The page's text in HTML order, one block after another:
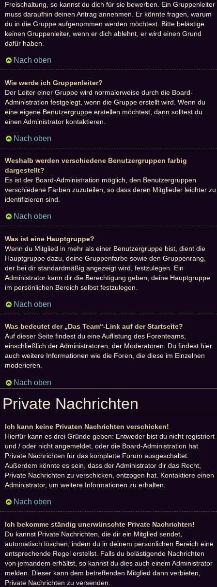
Freischaltung, so kannst du dich für sie bewerben. Ein Gruppenleiter
muss daraufhin deinen Antrag annehmen. Er könnte fragen, warum
du in die Gruppe aufgenommen werden möchtest. Bitte belästige
keinen Gruppenleiter, wenn er dich ablehnt, er wird einen Grund
dafür haben.
Nach oben
Wie werde ich Gruppenleiter?
Der Leiter einer Gruppe wird normalerweise durch die Board-
Administration festgelegt, wenn die Gruppe erstellt wird. Wenn du
eine eigene Benutzergruppe erstellen möchtest, dann solltest du
einen Administrator kontaktieren.
Nach oben
Weshalb werden verschiedene Benutzergruppen farbig
dargestellt?
Es ist der Board-Administration möglich, den Benutzergruppen
verschiedene Farben zuzuteilen, so dass deren Mitglieder leichter zu
identifizieren sind.
Nach oben
Was ist eine Hauptgruppe?
Wenn du Mitglied in mehr als einer Benutzergruppe bist, dient die
Hauptgruppe dazu, deine Gruppenfarbe sowie den Gruppenrang,
der bei dir standardmäßig angezeigt wird, festzulegen. Ein
Administrator kann dir die Berechtigung geben, deine Hauptgruppe
im persönlichen Bereich selbst festzulegen.
Nach oben
Was bedeutet der „Das Team“-Link auf der Startseite?
Auf dieser Seite findest du eine Auflistung des Forenteams,
einschließlich der Administratoren, der Moderatoren. Du findest hier
auch weitere Informationen wie die Foren, die diese im Einzelnen
moderieren.
Nach oben
Private Nachrichten
Ich kann keine Privaten Nachrichten verschicken!
Hierfür kann es drei Gründe geben: Entweder bist du nicht registriert
und / oder nicht angemeldet, oder die Board-Administration hat
Private Nachrichten für das komplette Forum ausgeschaltet.
Außerdem könnte es sein, dass der Administrator dir das Recht,
Private Nachrichten zu verschicken, entzogen hat. Kontaktiere einen
Administrator, um weitere Informationen zu erhalten.
Nach oben
Ich bekomme ständig unerwünschte Private Nachrichten!
Du kannst Private Nachrichten, die dir ein Mitglied sendet,
automatisch löschen, indem du in deinem persönlichen Bereich eine
entsprechende Regel erstellst. Falls du belästigende Nachrichten
von jemandem erhältst, so kannst du dies auch einem Administrator
melden. Dieser kann dem betreffenden Mitglied dann verbieten,
Private Nachrichten zu versenden.